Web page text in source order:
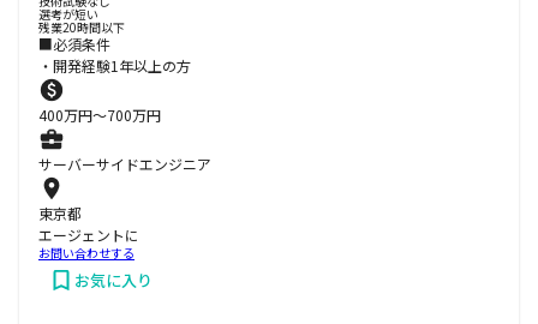
選考が短い
残業20時間以下
■必須条件
・開発経験1年以上の方
400万円〜700万円
サーバーサイドエンジニア
東京都
エージェントに
お問い合わせする
お気に入り